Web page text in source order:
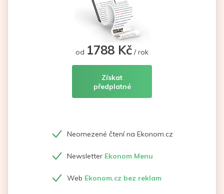
od 1788 Kč / rok
Získat
předplatné
Neomezené čtení na Ekonom.cz
Newsletter Ekonom Menu
Web Ekonom.cz bez reklam